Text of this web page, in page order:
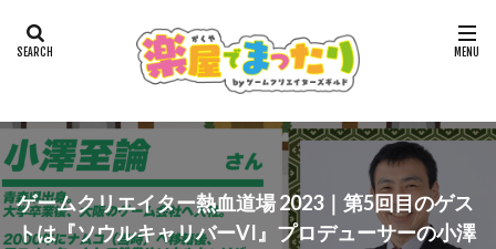
ゲームクリエイター熱血道場 2023｜第5回目のゲス
トは『ソウルキャリバーVI』プロデューサーの小澤